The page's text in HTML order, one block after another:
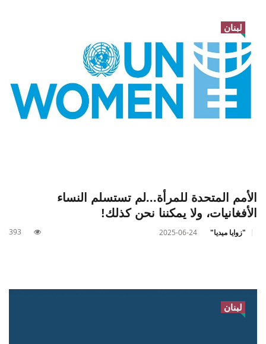
لبنان
الأمم المتحدة للمرأة...لم تستسلم النساء
الأفغانيات، ولا يمكننا نحن كذلك!
"زوايا ميديا" 2025-06-24
393
لبنان